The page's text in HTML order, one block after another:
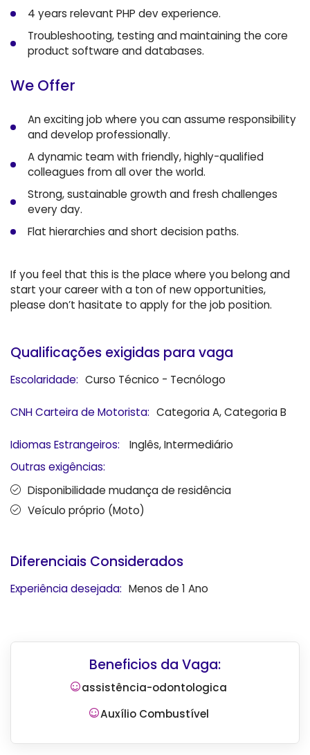
4 years relevant PHP dev experience.
Troubleshooting, testing and maintaining the core
product software and databases.
We Offer
An exciting job where you can assume responsibility
and develop professionally.
A dynamic team with friendly, highly-qualified
colleagues from all over the world.
Strong, sustainable growth and fresh challenges
every day.
Flat hierarchies and short decision paths.
If you feel that this is the place where you belong and
start your career with a ton of new opportunities,
please don’t hasitate to apply for the job position.
Qualificações exigidas para vaga
Escolaridade: Curso Técnico - Tecnólogo
CNH Carteira de Motorista: Categoria A, Categoria B
Idiomas Estrangeiros:
Inglês, Intermediário
Outras exigências:
Disponibilidade mudança de residência
Veículo próprio (Moto)
Diferenciais Considerados
Experiência desejada: Menos de 1 Ano
Beneficios da Vaga:
assistência-odontologica
Auxílio Combustível